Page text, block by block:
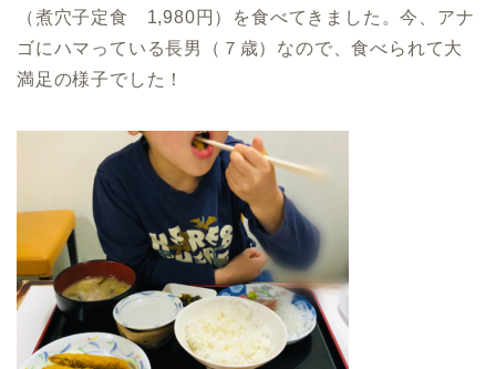
（煮穴子定食 1,980円）を食べてきました。今、アナ
ゴにハマっている長男（７歳）なので、食べられて大
満足の様子でした！